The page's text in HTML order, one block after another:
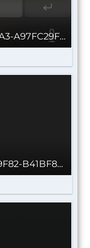
34E79149-92ED-4A01-B1A3-A97FC29FF217.jpeg
D0ACDDD6-3871-43EB-9F82-B41BF8026564.png